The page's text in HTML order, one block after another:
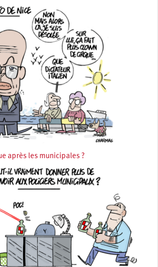
après les municipales ?